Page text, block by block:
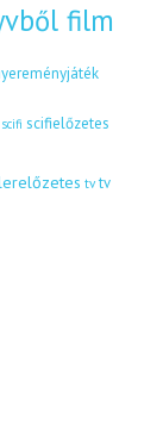
film
scifi scifielőzetes
tv tv